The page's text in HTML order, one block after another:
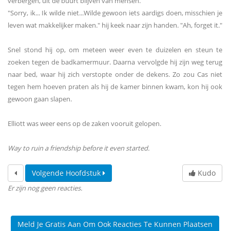
"Sorry, ik... Ik wilde niet...Wilde gewoon iets aardigs doen, misschien je
leven wat makkelijker maken." hij keek naar zijn handen. "Ah, forget it."
Snel stond hij op, om meteen weer even te duizelen en steun te
zoeken tegen de badkamermuur. Daarna vervolgde hij zijn weg terug
naar bed, waar hij zich verstopte onder de dekens. Zo zou Cas niet
tegen hem hoeven praten als hij de kamer binnen kwam, kon hij ook
gewoon gaan slapen.
Elliott was weer eens op de zaken vooruit gelopen.
Way to ruin a friendship before it even started.
Kudo
Volgende Hoofdstuk
Er zijn nog geen reacties.
Meld Je Gratis Aan Om Ook Reacties Te Kunnen Plaatsen